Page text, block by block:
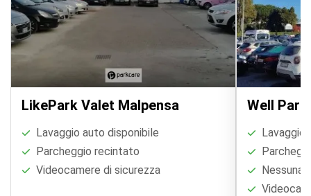
LikePark Valet Malpensa
Lavaggio auto disponibile
Parcheggio recintato
Videocamere di sicurezza
Well
Lavaggio
Nessuna